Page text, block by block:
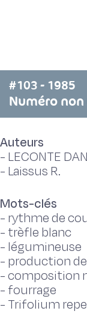
#103 - 1985
Numéro
Auteurs
- LECONTE
- Laissus R.
Mots-clés
- rythme de
- trèfle blanc
- légumineuse
- production
-composition
- fourrage
- Trifolium